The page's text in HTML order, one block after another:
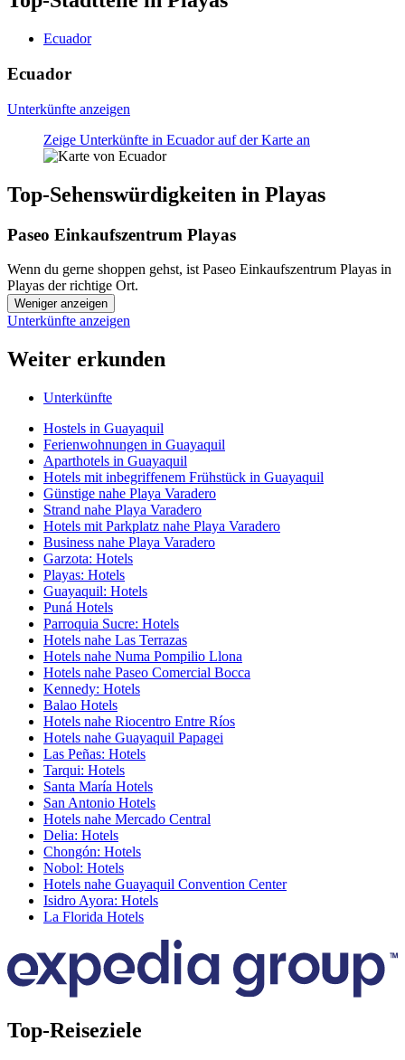
Ecuador
Ecuador
Unterkünfte anzeigen
Zeige Unterkünfte in Ecuador auf der Karte an
Top-Sehenswürdigkeiten in Playas
Paseo Einkaufszentrum Playas
Wenn du gerne shoppen gehst, ist Paseo Einkaufszentrum Playas in
Playas der richtige Ort.
Weniger anzeigen
Unterkünfte anzeigen
Weiter erkunden
Unterkünfte
Hostels in Guayaquil
Ferienwohnungen in Guayaquil
Aparthotels in Guayaquil
Hotels mit inbegriffenem Frühstück in Guayaquil
Günstige nahe Playa Varadero
Strand nahe Playa Varadero
Hotels mit Parkplatz nahe Playa Varadero
Business nahe Playa Varadero
Garzota: Hotels
Playas: Hotels
Guayaquil: Hotels
Puná Hotels
Parroquia Sucre: Hotels
Hotels nahe Las Terrazas
Hotels nahe Numa Pompilio Llona
Hotels nahe Paseo Comercial Bocca
Kennedy: Hotels
Balao Hotels
Hotels nahe Riocentro Entre Ríos
Hotels nahe Guayaquil Papagei
Las Peñas: Hotels
Tarqui: Hotels
Santa María Hotels
San Antonio Hotels
Hotels nahe Mercado Central
Delia: Hotels
Chongón: Hotels
Nobol: Hotels
Hotels nahe Guayaquil Convention Center
Isidro Ayora: Hotels
La Florida Hotels
Top-Reiseziele